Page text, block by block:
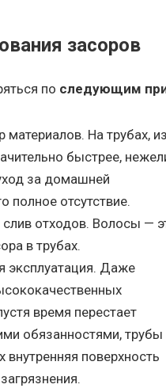
засоров
по следующим
На трубах,
быстрее,
за домашней
полное отсутствие.
отходов. Волосы —
в трубах.
эксплуатация. Даже
время перестает
обязанностями, трубы
поверхность